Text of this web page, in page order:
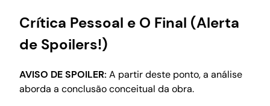
Crítica Pessoal e O Final (Alerta
de Spoilers!)
AVISO DE SPOILER: A partir deste ponto, a análise
aborda a conclusão conceitual da obra.